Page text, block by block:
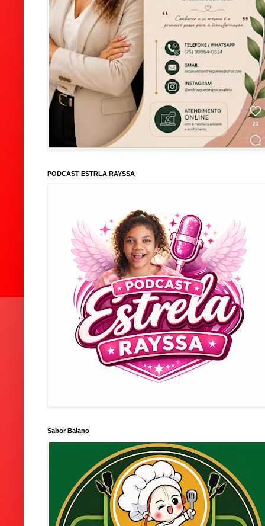
PODCAST ESTRLA RAYSSA
Sabor Baiano